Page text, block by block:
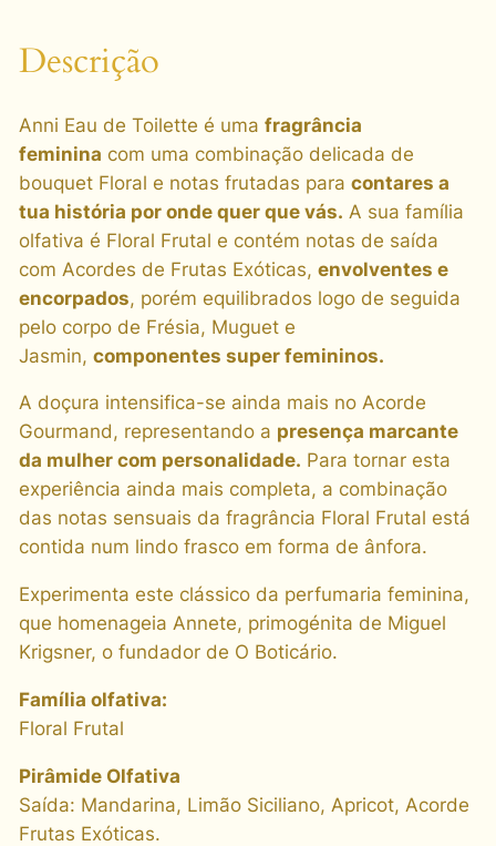
Descrição
Anni Eau de Toilette é uma fragrância
feminina com uma combinação delicada de
bouquet Floral e notas frutadas para contares a
tua história por onde quer que vás. A sua família
olfativa é Floral Frutal e contém notas de saída
com Acordes de Frutas Exóticas, envolventes e
encorpados, porém equilibrados logo de seguida
pelo corpo de Frésia, Muguet e
Jasmin, componentes super femininos.
A doçura intensifica-se ainda mais no Acorde
Gourmand, representando a presença marcante
da mulher com personalidade. Para tornar esta
experiência ainda mais completa, a combinação
das notas sensuais da fragrância Floral Frutal está
contida num lindo frasco em forma de ânfora.
Experimenta este clássico da perfumaria feminina,
que homenageia Annete, primogénita de Miguel
Krigsner, o fundador de O Boticário.
Família olfativa:
Floral Frutal
Pirâmide Olfativa
Saída: Mandarina, Limão Siciliano, Apricot, Acorde
Frutas Exóticas.